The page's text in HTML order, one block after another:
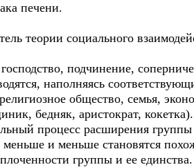
печени.
теории социального
подчинение,
наполняясь
общество, семья,
бедняк, аристократ, кокетка).
процесс расширения
и меньше становятся
группы и ее